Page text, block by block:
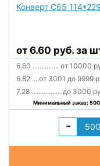
Конверт С65
от 6.60 руб. за
6.60 ............... от 10000
6.82 ... от 3001 до 9999
7.28 ................. до 3000
Минимальный заказ:
-